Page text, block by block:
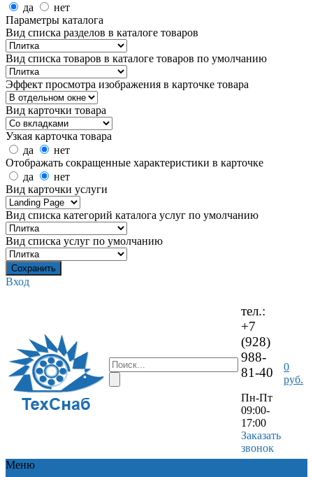
да
нет
Параметры каталога
Вид списка разделов в каталоге товаров
Вид списка товаров в каталоге товаров по умолчанию
Эффект просмотра изображения в карточке товара
Вид карточки товара
Узкая карточка товара
да
нет
Отображать сокращенные характеристики в карточке
да
нет
Вид карточки услуги
Вид списка категорий каталога услуг по умолчанию
Вид списка услуг по умолчанию
Вход
тел.:
+7
(928)
988-
81-40
Пн-Пт
09:00-
17:00
Заказать
звонок
0
руб.
Меню